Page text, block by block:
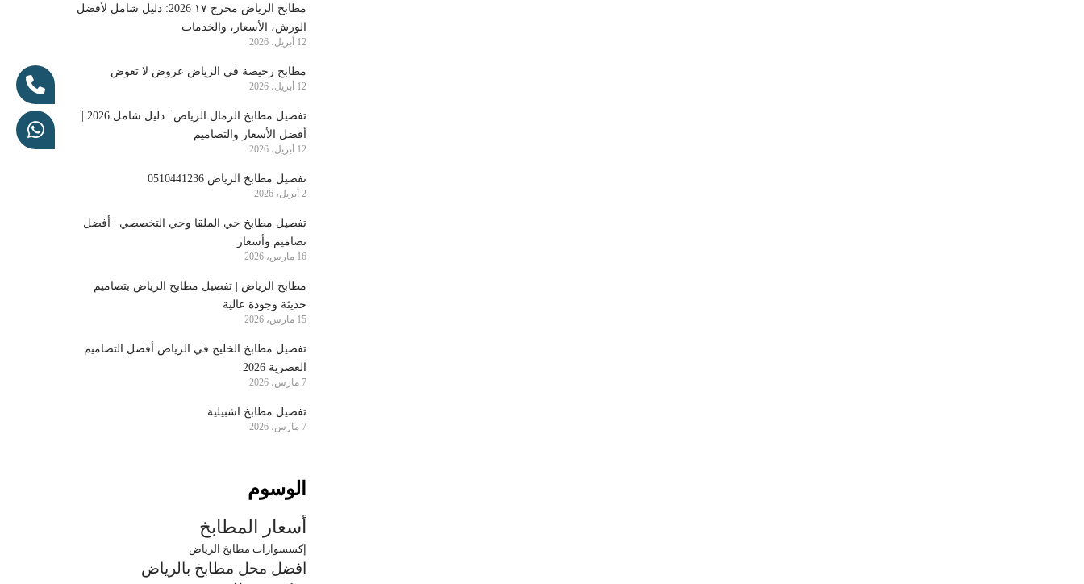
مطابخ الرياض مخرج ١٧ 2026: دليل شامل لأفضل
الورش، الأسعار، والخدمات
12 أبريل، 2026
مطابخ رخيصة في الرياض عروض لا تعوض
12 أبريل، 2026
أفضل الأسعار والتصاميم
12 أبريل، 2026
تفصيل مطابخ الرياض 0510441236
2 أبريل، 2026
تفصيل مطابخ حي الملقا وحي التخصصي | أفضل
تصاميم وأسعار
16 مارس، 2026
مطابخ الرياض | تفصيل مطابخ الرياض بتصاميم
حديثة وجودة عالية
15 مارس، 2026
تفصيل مطابخ الخليج في الرياض أفضل التصاميم
العصرية 2026
7 مارس، 2026
تفصيل مطابخ اشبيلية
7 مارس، 2026
الوسوم
أسعار المطابخ
إكسسوارات مطابخ الرياض
افضل محل مطابخ بالرياض